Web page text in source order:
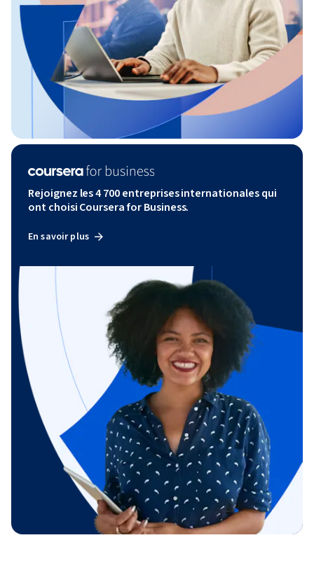
Rejoignez les 4 700 entreprises internationales qui
ont choisi Coursera for Business.
En savoir plus